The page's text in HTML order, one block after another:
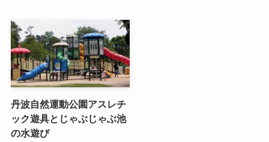
丹波自然運動公園アスレチ
ック遊具とじゃぶじゃぶ池
の水遊び